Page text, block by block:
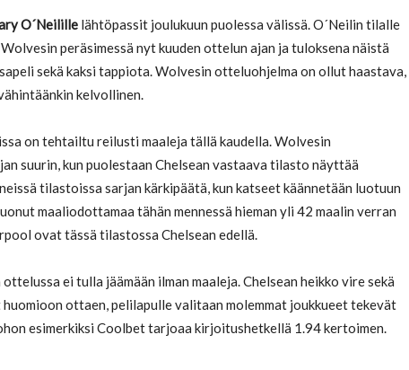
O´Neilille lähtöpassit joulukuun puolessa välissä. O´Neilin tilalle
peräsimessä nyt kuuden ottelun ajan ja tuloksena näistä
sekä kaksi tappiota. Wolvesin otteluohjelma on ollut haastava,
kelvollinen.
on tehtailtu reilusti maaleja tällä kaudella. Wolvesin
suurin, kun puolestaan Chelsean vastaava tilasto näyttää
tilastoissa sarjan kärkipäätä, kun katseet käännetään luotuun
maaliodottamaa tähän mennessä hieman yli 42 maalin verran
ovat tässä tilastossa Chelsean edellä.
ei tulla jäämään ilman maaleja. Chelsean heikko vire sekä
ottaen, pelilapulle valitaan molemmat joukkueet tekevät
esimerkiksi Coolbet tarjoaa kirjoitushetkellä 1.94 kertoimen.